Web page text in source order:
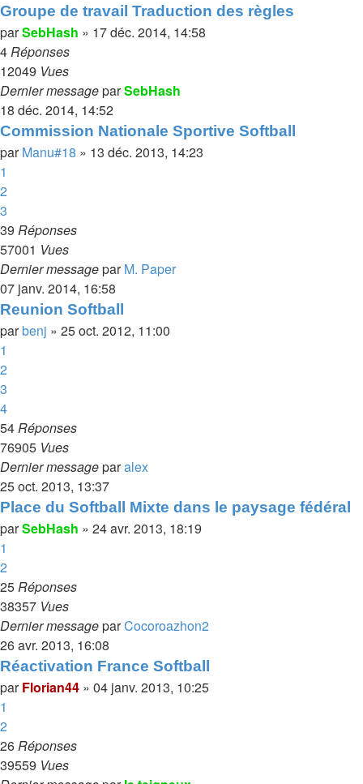
Groupe de travail Traduction des règles
parSebHash » 17 déc. 2014, 14:58
4Réponses
12049 Vues
Dernier messageparSebHash
18 déc. 2014, 14:52
Commission Nationale Sportive Softball
parManu#18 » 13 déc. 2013, 14:23
1
2
3
39 Réponses
57001 Vues
Dernier messageparM. Paper
07 janv. 2014, 16:58
Reunion Softball
parbenj » 25 oct. 2012, 11:00
1
2
3
4
54Réponses
76905 Vues
Dernier messageparalex
25 oct. 2013, 13:37
Place du Softball Mixte dans le paysage fédéral
parSebHash » 24 avr. 2013, 18:19
1
2
25Réponses
38357 Vues
Dernier messageparCocoroazhon2
26 avr. 2013, 16:08
Réactivation France Softball
parFlorian44 » 04 janv. 2013, 10:25
1
2
26Réponses
39559 Vues